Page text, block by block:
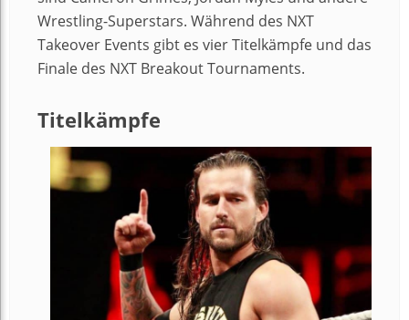
Wrestling-Superstars. Während des NXT
Takeover Events gibt es vier Titelkämpfe und das
Finale des NXT Breakout Tournaments.
Titelkämpfe